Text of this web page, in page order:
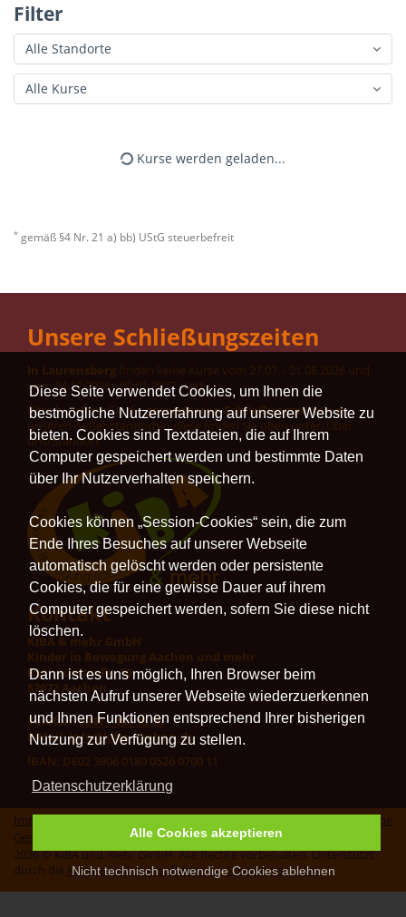
Diese Seite verwendet Cookies, um Ihnen die
bestmögliche Nutzererfahrung auf unserer Website zu
bieten. Cookies sind Textdateien, die auf Ihrem
Computer gespeichert werden und bestimmte Daten
über Ihr Nutzerverhalten speichern.
Cookies können „Session-Cookies“ sein, die zum
Ende Ihres Besuches auf unserer Webseite
automatisch gelöscht werden oder persistente
Cookies, die für eine gewisse Dauer auf ihrem
Computer gespeichert werden, sofern Sie diese nicht
löschen.
Dann ist es uns möglich, Ihren Browser beim
nächsten Aufruf unserer Webseite wiederzuerkennen
und Ihnen Funktionen entsprechend Ihrer bisherigen
Nutzung zur Verfügung zu stellen.
Datenschutzerklärung
Nicht technisch notwendige Cookies ablehnen
Alle Cookies akzeptieren
Filter
Alle Standorte
Alle Kurse
Kurse werden geladen...
* gemäß §4 Nr. 21 a) bb) UStG steuerbefreit
Unsere Schließungszeiten
In Laurensberg finden keine Kurse vom 27.07. - 21.08.2026 und
vom 24.12.2026 - 03.01.2027 statt.
Bitte beachten Sie diegesonderten Schließungszeitenan
unseren Außenstandorten diese finden Sie oben unter: Über
uns/Standort
Kontakt
KiBA & mehr GmbH
Kinder in Bewegung Aachen und mehr
Rathausstraße 10
52072 Aachen
Telefon:0241 / 400 95 00
E-Mail:info@kiba-aachen.de
IBAN: DE02 3906 0180 0526 0700 11
Impressum
Allgemeine
Geschäftsbedingungen|
Vertrag widerrufen
2026 © KiBA und mehr GmbH. Alle Rechte vorbehalten. Unterstützt
durch die Kursverwaltungssoftware für Schwimmschulen.